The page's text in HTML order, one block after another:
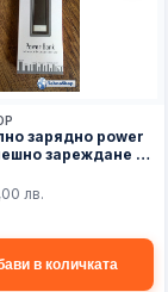
зарядно power
зареждане -
лв.
в количката